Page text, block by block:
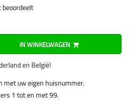
beoordeelt
IN WINKELWAGEN
en België!
met uw eigen huisnummer.
1 tot en met 99.